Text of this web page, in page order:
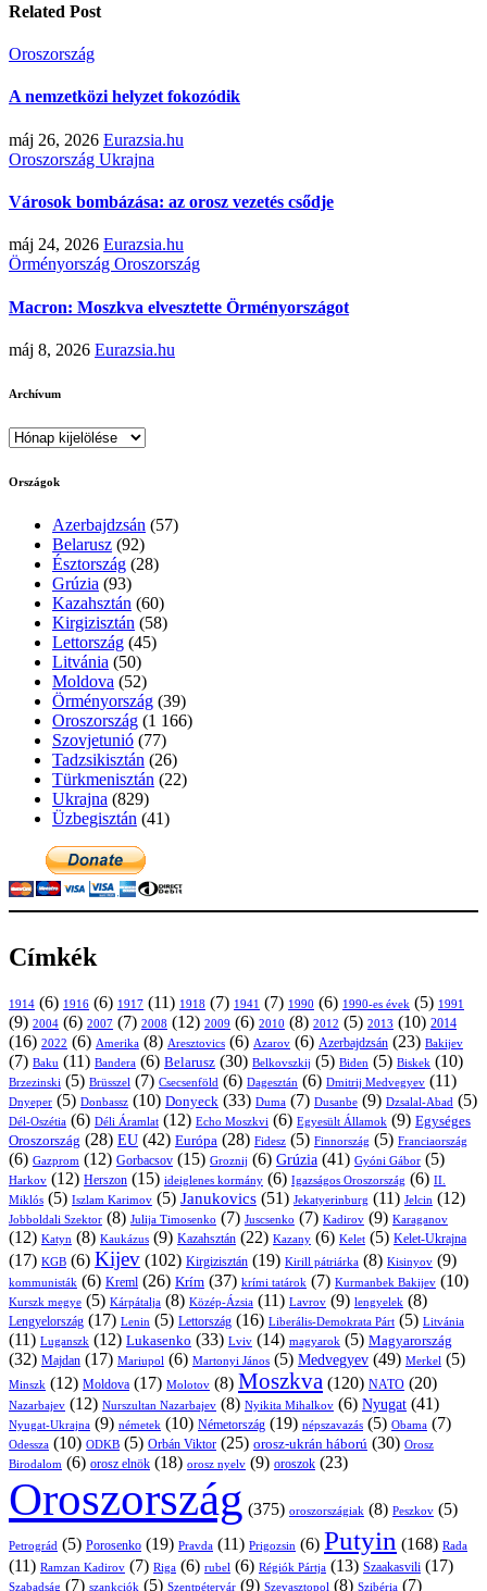
Related Post
Oroszország
A nemzetközi helyzet fokozódik
máj 26, 2026 Eurazsia.hu
Oroszország Ukrajna
Városok bombázása: az orosz vezetés csődje
máj 24, 2026 Eurazsia.hu
Örményország Oroszország
Macron: Moszkva elvesztette Örményországot
máj 8, 2026 Eurazsia.hu
Archívum
Archívum
Országok
Azerbajdzsán (57)
Belarusz (92)
Észtország (28)
Grúzia (93)
Kazahsztán (60)
Kirgizisztán (58)
Lettország (45)
Litvánia (50)
Moldova (52)
Örményország (39)
Oroszország (1 166)
Szovjetunió (77)
Tadzsikisztán (26)
Türkmenisztán (22)
Ukrajna (829)
Üzbegisztán (41)
Címkék
1914 (6) 1916 (6) 1917 (11) 1918 (7) 1941 (7) 1990 (6) 1990-es évek (5) 1991
(9) 2004 (6) 2007 (7) 2008 (12) 2009 (6) 2010 (8) 2012 (5) 2013 (10) 2014
(16) 2022 (6) Amerika (8) Aresztovics (6) Azarov (6) Azerbajdzsán (23) Bakijev
(7) Baku (11) Bandera (6) Belarusz (30) Belkovszkij (5) Biden (5) Biskek (10)
Brzezinski (5) Brüsszel (7) Csecsenföld (6) Dagesztán (6) Dmitrij Medvegyev (11)
Dnyeper (5) Donbassz (10) Donyeck (33) Duma (7) Dusanbe (9) Dzsalal-Abad (5)
Dél-Oszétia (6) Déli Áramlat (12) Echo Moszkvi (6) Egyesült Államok (9) Egységes
Oroszország (28) EU (42) Európa (28) Fidesz (5) Finnország (5) Franciaország
(6) Gazprom (12) Gorbacsov (15) Groznij (6) Grúzia (41) Gyóni Gábor (5)
Harkov (12) Herszon (15) ideiglenes kormány (6) Igazságos Oroszország (6) II.
Miklós (5) Iszlam Karimov (5) Janukovics (51) Jekatyerinburg (11) Jelcin (12)
Jobboldali Szektor (8) Julija Timosenko (7) Juscsenko (7) Kadirov (9) Karaganov
(12) Katyn (8) Kaukázus (9) Kazahsztán (22) Kazany (6) Kelet (5) Kelet-Ukrajna
(17) KGB (6) Kijev (102) Kirgizisztán (19) Kirill pátriárka (8) Kisinyov (9)
kommunisták (6) Kreml (26) Krím (37) krími tatárok (7) Kurmanbek Bakijev (10)
Kurszk megye (5) Kárpátalja (8) Közép-Ázsia (11) Lavrov (9) lengyelek (8)
Lengyelország (17) Lenin (5) Lettország (16) Liberális-Demokrata Párt (5) Litvánia
(11) Luganszk (12) Lukasenko (33) Lviv (14) magyarok (5) Magyarország
(32) Majdan (17) Mariupol (6) Martonyi János (5) Medvegyev (49) Merkel (5)
Minszk (12) Moldova (17) Molotov (8) Moszkva (120) NATO (20)
Nazarbajev (12) Nurszultan Nazarbajev (8) Nyikita Mihalkov (6) Nyugat (41)
Nyugat-Ukrajna (9) németek (10) Németország (19) népszavazás (5) Obama (7)
Odessza (10) ODKB (5) Orbán Viktor (25) orosz-ukrán háború (30) Orosz
Birodalom (6) orosz elnök (18) orosz nyelv (9) oroszok (23)
Oroszország (375) oroszországiak (8) Peszkov (5)
Petrográd (5) Porosenko (19) Pravda (11) Prigozsin (6) Putyin (168) Rada
(11) Ramzan Kadirov (7) Riga (6) rubel (6) Régiók Pártja (13) Szaakasvili (17)
Szabadság (7) szankciók (5) Szentpétervár (9) Szevasztopol (8) Szibéria (7)